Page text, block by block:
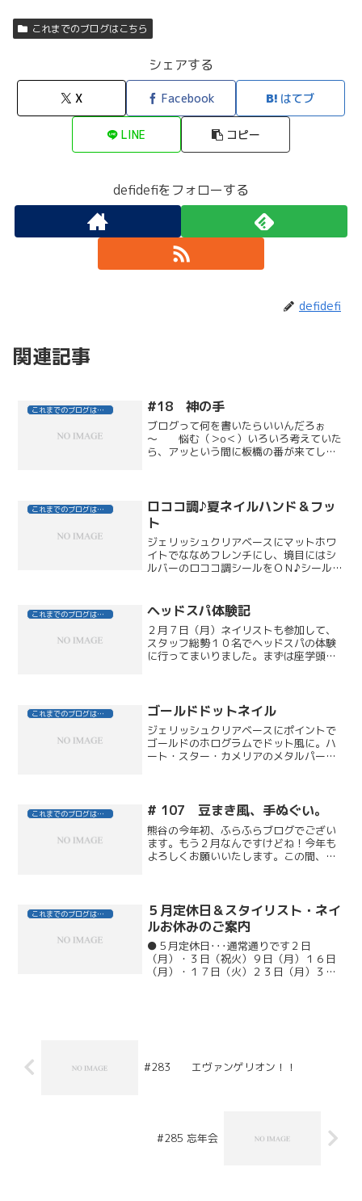
これまでのブログはこちら
シェアする
X Facebook はてブ
LINE コピー
defidefiをフォローする
defidefi
関連記事
これまでのブログはこちら #18 神の手
ブログって何を書いたらいいんだろぉ
～ 悩む（＞о＜）いろいろ考えていた
ら、アッという間に板橋の番が来てしま
は、もう復活したので１２...
これまでのブログはこちら
ロココ調♪夏ネイルハンド＆フッ
ト
ジェリッシュクリアベースにマットホワ
イトでななめフレンチにし、境目にはシ
ルバーのロココ調シールをＯＮ♪シールの
ピッタリな爽やかなデザイン。ロココ調
シールを入れるだけで華...
これまでのブログはこちら ヘッドスパ体験記
２月７日（月）ネイリストも参加して、
スタッフ総勢１０名でヘッドスパの体験
に行ってまいりました。まずは座学頭皮
ッドでマッタリ（このシャ...
これまでのブログはこちら ゴールドドットネイル
ジェリッシュクリアベースにポイントで
ゴールドのホログラムでドット風に。ハ
ート・スター・カメリアのメタルパーツ
これまでのブログはこちら # 107 豆まき風、手ぬぐい。
熊谷の今年初、ふらふらブログでござい
ます。もう２月なんですけどね！今年も
よろしくお願いいたします。この間、財
とバッグに手を突っ込んで...
これまでのブログはこちら
５月定休日＆スタイリスト・ネイ
ルお休みのご案内
●５月定休日･･･通常通りです２日
（月）・３日（祝火）９日（月）１６日
（月）・１７日（火）２３日（月）３０
#283 エヴァンゲリオン！！
#285 忘年会